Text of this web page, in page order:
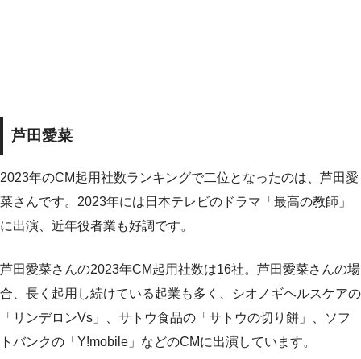
芦田愛菜
2023年のCM起用社数ランキングで二位となったのは、芦田愛
菜さんです。2023年には日本テレビのドラマ「最高の教師」
に出演、近年役者業も好調です。
芦田愛菜さんの2023年CM起用社数は16社。芦田愛菜さんの場
合、長く起用し続けている起業も多く、シオノギヘルスケアの
「リンデロンVs」、サトウ食品の「サトウの切り餅」、ソフ
トバンクの「Y!mobile」などのCMに出演しています。